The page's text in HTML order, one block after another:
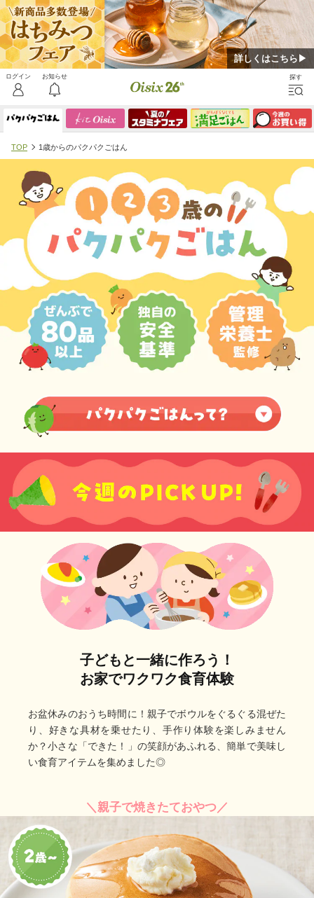
詳しくはこちら▶
TOP 1歳からのパクパクごはん
子どもと一緒に作ろう！
お家でワクワク食育体験
お盆休みのおうち時間に！親子でボウルをぐるぐる混ぜた
り、好きな具材を乗せたり、手作り体験を楽しみません
か？小さな「できた！」の笑顔があふれる、簡単で美味し
い食育アイテムを集めました◎
＼親子で焼きたておやつ／